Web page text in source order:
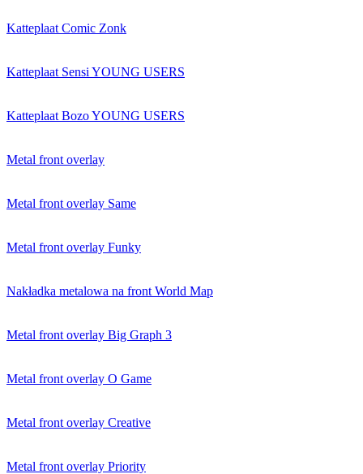
Katteplaat Comic Zonk
Katteplaat Sensi YOUNG USERS
Katteplaat Bozo YOUNG USERS
Metal front overlay
Metal front overlay Same
Metal front overlay Funky
Nakładka metalowa na front World Map
Metal front overlay Big Graph 3
Metal front overlay O Game
Metal front overlay Creative
Metal front overlay Priority